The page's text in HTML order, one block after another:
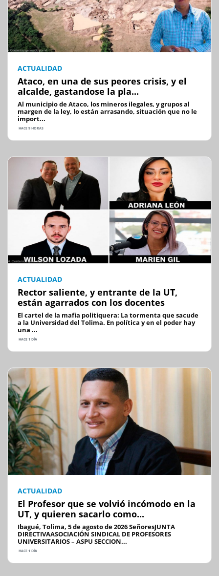
ACTUALIDAD
Ataco, en una de sus peores crisis, y el
alcalde, gastandose la pla...
Al municipio de Ataco, los mineros ilegales, y grupos al
margen de la ley, lo están arrasando, situación que no le
import...
HACE 9 HORAS
ACTUALIDAD
Rector saliente, y entrante de la UT,
están agarrados con los docentes
El cartel de la mafia politiquera: La tormenta que sacude
a la Universidad del Tolima. En política y en el poder hay
una ...
HACE 1 DÍA
ACTUALIDAD
El Profesor que se volvió incómodo en la
UT, y quieren sacarlo como...
Ibagué, Tolima, 5 de agosto de 2026 SeñoresJUNTA
DIRECTIVAASOCIACIÓN SINDICAL DE PROFESORES
UNIVERSITARIOS – ASPU SECCION...
HACE 1 DÍA